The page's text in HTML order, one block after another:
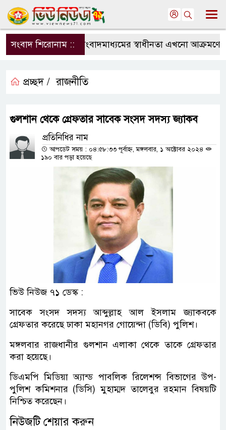
সংবাদ শিরোনাম ::সংবাদমাধ্যমের স্বাধীনতা এখনো আক্রমণের
প্রচ্ছদ / রাজনীতি
গুলশান থেকে গ্রেফতার সাবেক সংসদ সদস্য জ্যাকব
প্রতিনিধির নাম
আপডেট সময় : ০৪:৫৮:৩৩ পূর্বাহ্ন, মঙ্গলবার, ১ অক্টোবর ২০২৪
১৯০ বার পড়া হয়েছে
ভিউ নিউজ ৭১ ডেস্ক :
সাবেক সংসদ সদস্য আব্দুল্লাহ আল ইসলাম জ্যাকবকে
গ্রেফতার করেছে ঢাকা মহানগর গোয়েন্দা (ডিবি) পুলিশ।
মঙ্গলবার রাজধানীর গুলশান এলাকা থেকে তাকে গ্রেফতার
করা হয়েছে।
ডিএমপি মিডিয়া অ্যান্ড পাবলিক রিলেশন্স বিভাগের উপ-
পুলিশ কমিশনার (ডিসি) মুহাম্মদ তালেবুর রহমান বিষয়টি
নিশ্চিত করেছেন।
নিউজটি শেয়ার করুন